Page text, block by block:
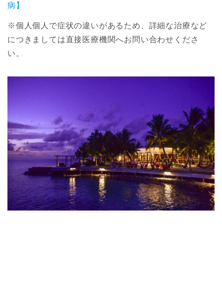
病】
※個人個人で症状の違いがあるため、詳細な治療など
につきましては直接医療機関へお問い合わせくださ
い。